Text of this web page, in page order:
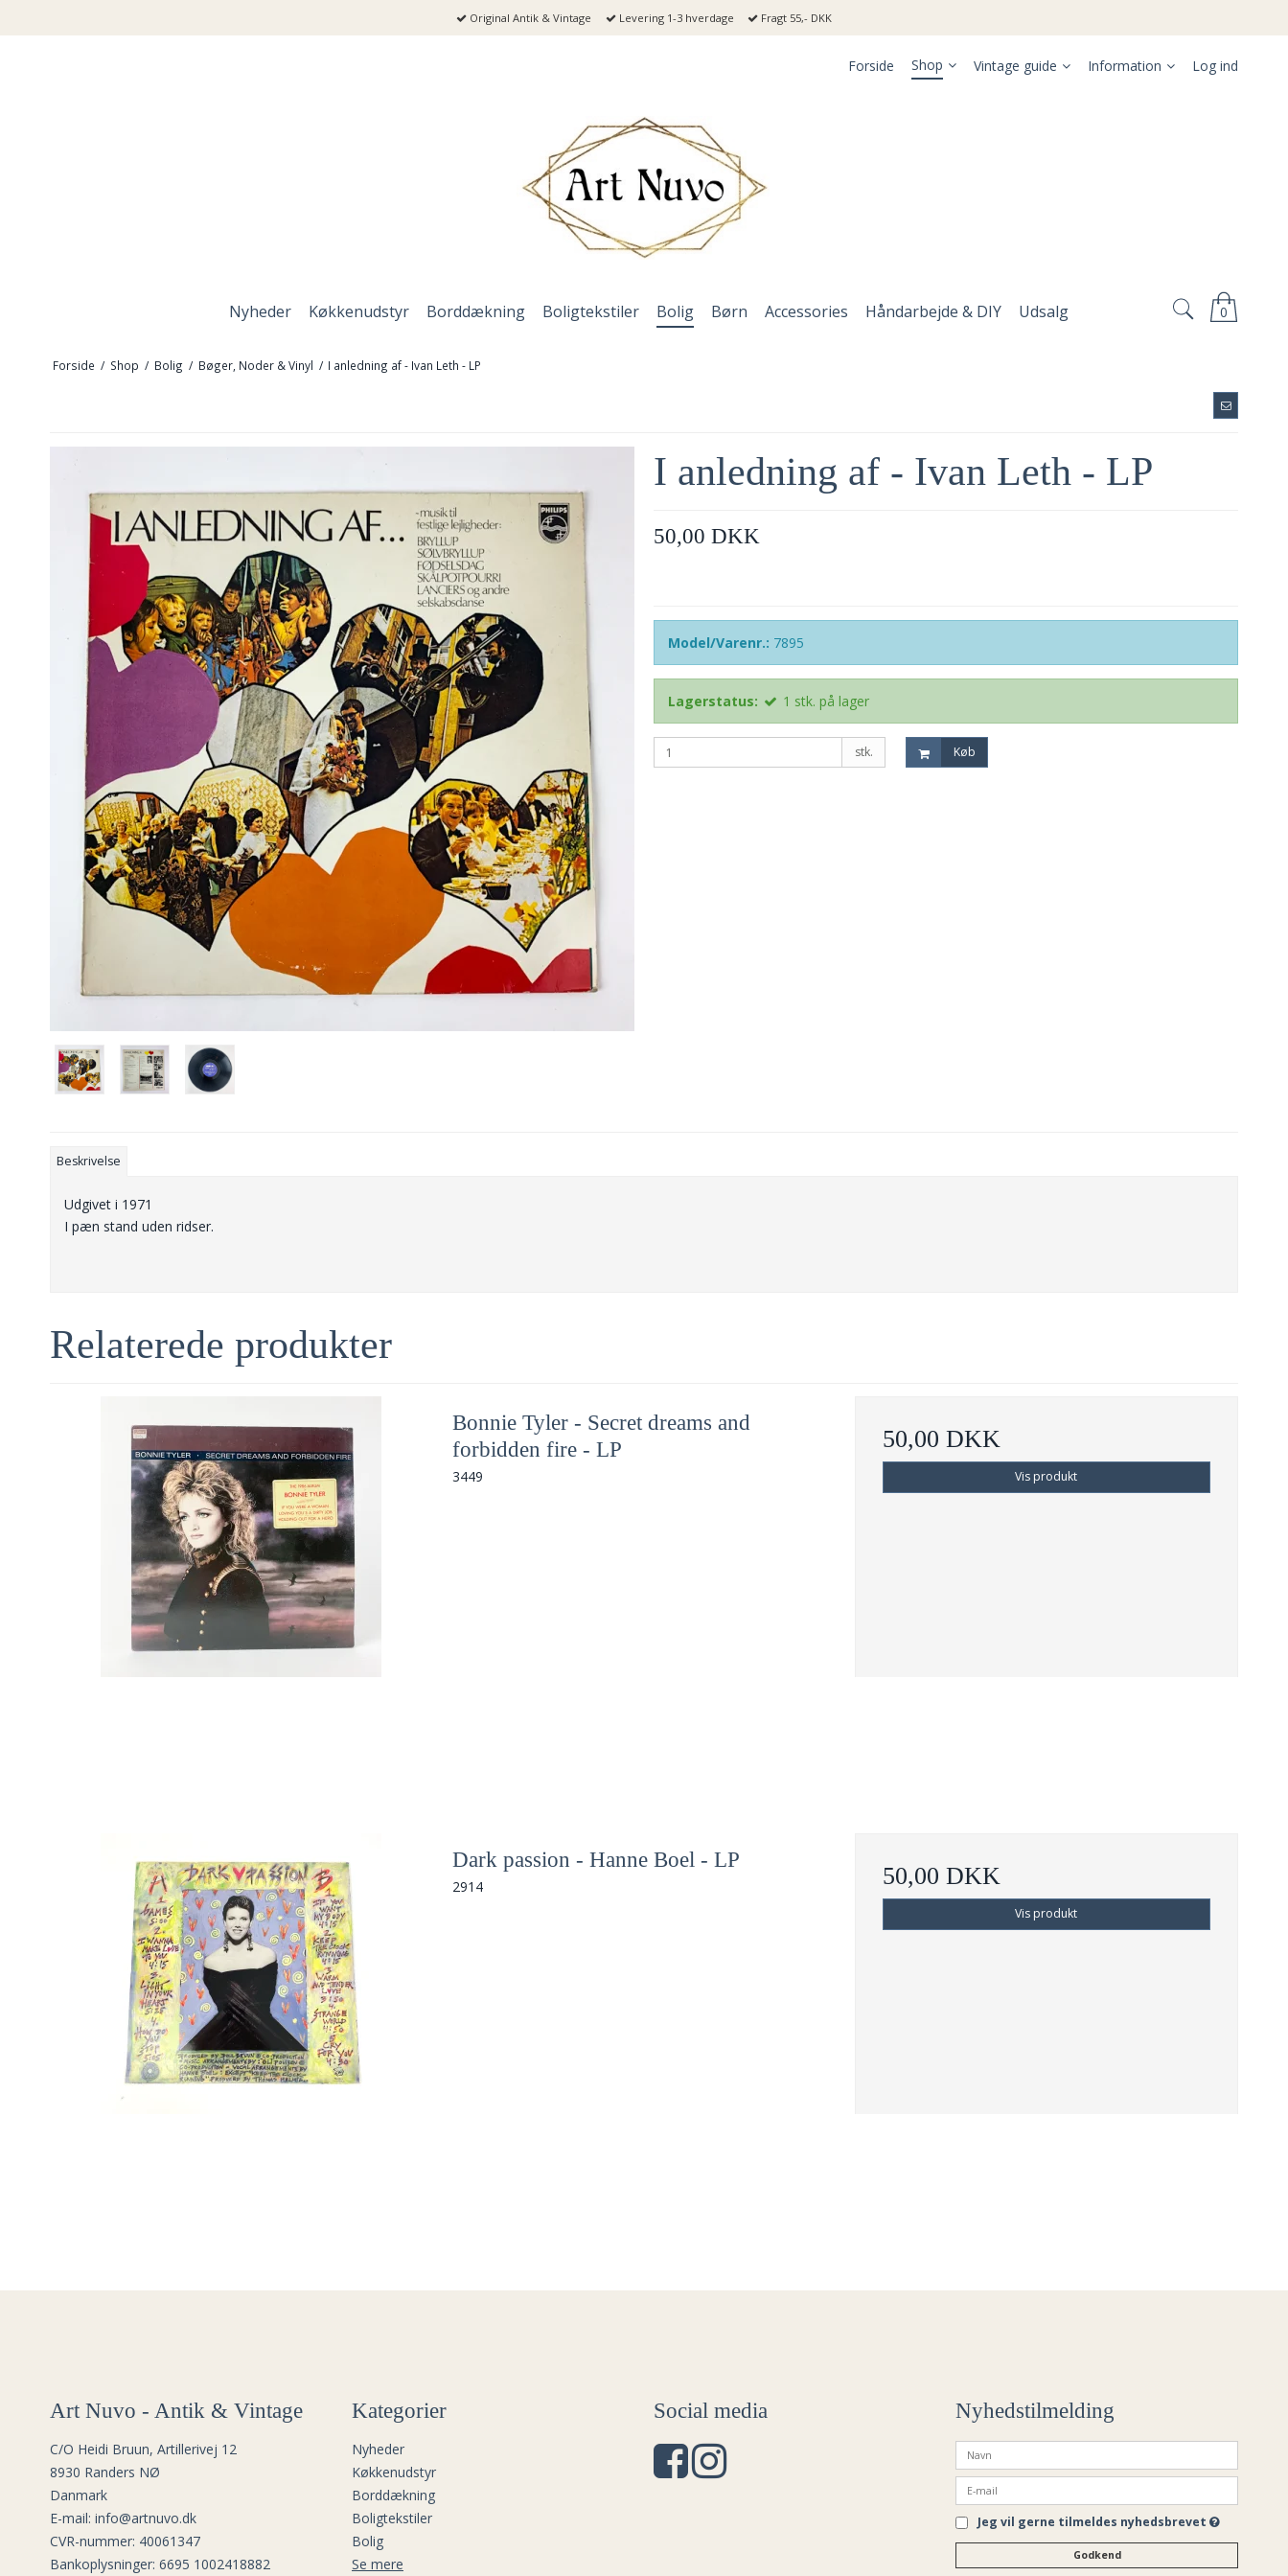
Original Antik & Vintage Levering 1-3 hverdage Fragt 55,- DKK
Forside Shop Vintage guide Information Log ind
0
Nyheder Køkkenudstyr Borddækning Boligtekstiler Bolig Børn Accessories Håndarbejde & DIY Udsalg
Forside / Shop / Bolig / Bøger, Noder & Vinyl / I anledning af - Ivan Leth - LP
I anledning af - Ivan Leth - LP
50,00 DKK
Model/Varenr.: 7895
Lagerstatus: 1 stk. på lager
stk. Køb
Beskrivelse
Udgivet i 1971
I pæn stand uden ridser.
Relaterede produkter
Bonnie Tyler - Secret dreams and
forbidden fire - LP
3449
50,00 DKK
Vis produkt
Dark passion - Hanne Boel - LP
2914 50,00 DKK
Vis produkt
Art Nuvo - Antik & Vintage
C/O Heidi Bruun, Artillerivej 12
8930 Randers NØ
Danmark
E-mail: info@artnuvo.dk
CVR-nummer: 40061347
Bankoplysninger: 6695 1002418882
Kategorier
Nyheder
Køkkenudstyr
Borddækning
Boligtekstiler
Bolig
Se mere
Social media Nyhedstilmelding
Jeg vil gerne tilmeldes nyhedsbrevet
Godkend